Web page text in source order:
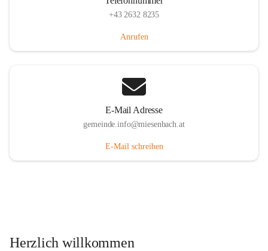
+43 2632 8235
Anrufen
E-Mail Adresse
gemeinde.info@miesenbach.at
E-Mail schreiben
Herzlich willkommen